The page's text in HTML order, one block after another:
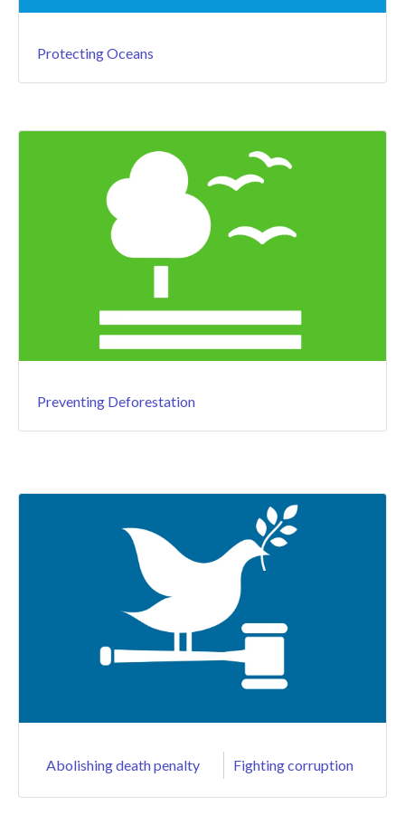
Protecting Oceans
Preventing Deforestation
Abolishing death penalty Fighting corruption